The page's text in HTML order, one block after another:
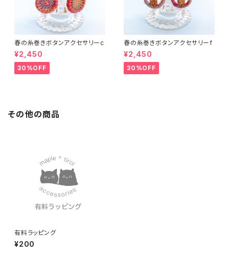
春の糸巻きボタンアクセサリーc
¥2,450
30%OFF
春の糸巻きボタンアクセサリーf
¥2,450
30%OFF
その他の商品
有料ラッピング
¥200